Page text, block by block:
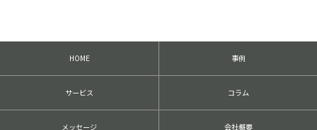
の
へ
ン
HOME 事例
サービス コラム
メッセージ 会社概要